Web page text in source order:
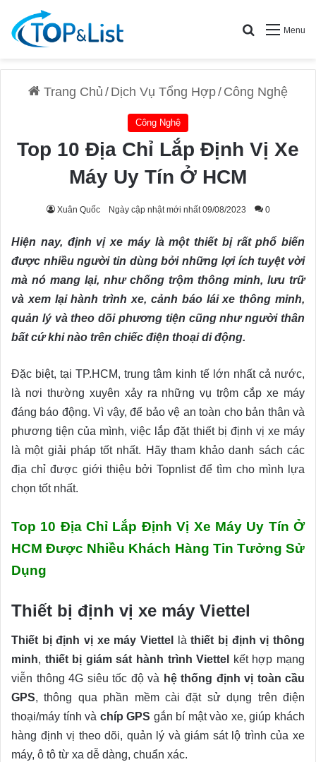
Menu
Search for
Trang Chủ / Dịch Vụ Tổng Hợp/ Công Nghệ
Công Nghệ
Top 10 Địa Chỉ Lắp Định Vị Xe
Máy Uy Tín Ở HCM
Xuân Quốc Ngày cập nhật mới nhất 09/08/2023 0
Hiện nay, định vị xe máy là một thiết bị rất phổ biến
được nhiều người tin dùng bởi những lợi ích tuyệt vời
mà nó mang lại, như chống trộm thông minh, lưu trữ
và xem lại hành trình xe, cảnh báo lái xe thông minh,
quản lý và theo dõi phương tiện cũng như người thân
bất cứ khi nào trên chiếc điện thoại di động.
Đặc biệt, tại TP.HCM, trung tâm kinh tế lớn nhất cả nước,
là nơi thường xuyên xảy ra những vụ trộm cắp xe máy
đáng báo động. Vì vậy, để bảo vệ an toàn cho bản thân và
phương tiện của mình, việc lắp đặt thiết bị định vị xe máy
là một giải pháp tốt nhất. Hãy tham khảo danh sách các
địa chỉ được giới thiệu bởi Topnlist để tìm cho mình lựa
chọn tốt nhất.
Top 10 Địa Chỉ Lắp Định Vị Xe Máy Uy Tín Ở
HCM Được Nhiều Khách Hàng Tin Tưởng Sử
Dụng
Thiết bị định vị xe máy Viettel
Thiết bị định vị xe máy Viettel làthiết bị định vị thông
minh, thiết bị giám sát hành trình Viettel
kết hợp mạng
viễn thông 4G siêu tốc độ và hệ thống định vị toàn cầu
GPS, thông qua phần mềm cài đặt sử dụng trên điện
thoại/máy tính và chíp GPS gắn bí mật vào xe, giúp khách
hàng định vị theo dõi, quản lý và giám sát lộ trình của xe
máy, ô tô từ xa dễ dàng, chuẩn xác.